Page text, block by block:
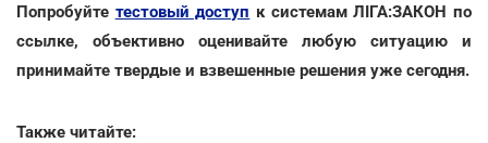
Попробуйте тестовый доступ к системам ЛІГА:ЗАКОН по
ссылке, объективно оценивайте любую ситуацию и
принимайте твердые и взвешенные решения уже сегодня.
Также читайте: